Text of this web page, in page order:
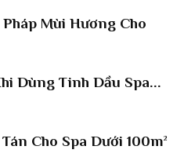
Mùi Hương Cho
Dùng Tinh Dầu Spa...
Cho Spa Dưới 100m²